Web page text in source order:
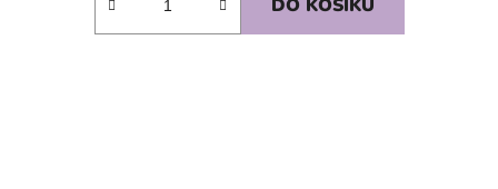
DO KOŠÍKU